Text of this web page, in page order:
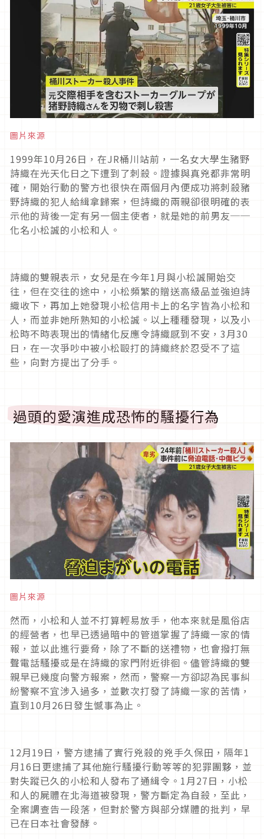
圖片來源
1999年10月26日，在JR桶川站前，一名女大學生豬野
詩織在光天化日之下遭到了刺殺。證據與真兇都非常明
確，開始行動的警方也很快在兩個月內便成功將刺殺豬
野詩織的犯人給緝拿歸案，但詩織的兩親卻很明確的表
示他的背後一定有另一個主使者，就是她的前男友──
化名小松誠的小松和人。
詩織的雙親表示，女兒是在今年1月與小松誠開始交
往，但在交往的途中，小松頻繁的贈送高級品並強迫詩
織收下，再加上她發現小松信用卡上的名字皆為小松和
人，而並非她所熟知的小松誠。以上種種發現，以及小
松時不時表現出的情緒化反應令詩織感到不安， 3月30
日，在一次爭吵中被小松毆打的詩織終於忍受不了這
些，向對方提出了分手。
過頭的愛演進成恐怖的騷擾行為
圖片來源
然而，小松和人並不打算輕易放手，他本來就是風俗店
的經營者，也早已透過暗中的管道掌握了詩織一家的情
報，並以此進行要脅，除了不斷的送禮物，也會撥打無
聲電話騷擾或是在詩織的家門附近徘徊。儘管詩織的雙
親早已幾度向警方報案，然而，警察一方卻認為民事糾
紛警察不宜涉入過多，並數次打發了詩織一家的苦情，
直到10月26日發生憾事為止。
12月19日，警方逮捕了實行兇殺的兇手久保田，隔年1
月16日更逮捕了其他施行騷擾行動等等的犯罪團夥，並
對失蹤已久的小松和人發布了通緝令。 1月27日，小松
和人的屍體在北海道被發現，警方斷定為自殺，至此，
全案調查告一段落，但對於警方與部分媒體的批判，早
已在日本社會發酵。